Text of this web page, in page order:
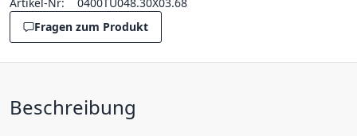
Fragen zum Produkt
Beschreibung